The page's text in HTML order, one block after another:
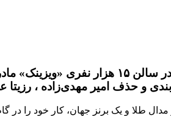
روز دوم از بیست و چهارمین دوره مسابقات کاراته
و حذف امیر مهدی‌زاده ،